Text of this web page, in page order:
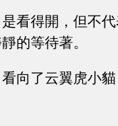
看得開，但不
的等待著。
向了云翼虎小